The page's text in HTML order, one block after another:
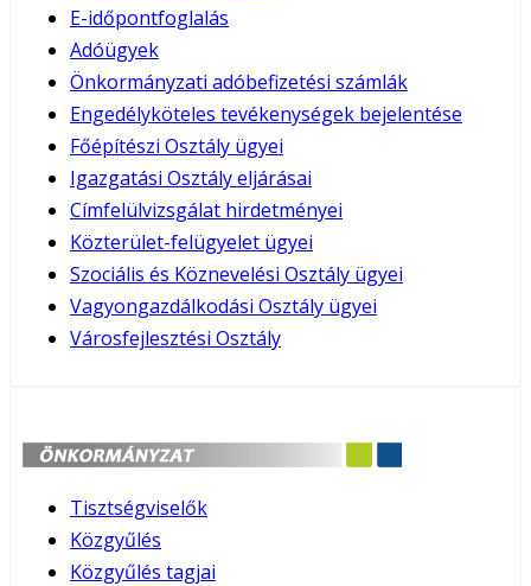
E-időpontfoglalás
Adóügyek
Önkormányzati adóbefizetési számlák
Engedélyköteles tevékenységek bejelentése
Főépítészi Osztály ügyei
Igazgatási Osztály eljárásai
Címfelülvizsgálat hirdetményei
Közterület-felügyelet ügyei
Szociális és Köznevelési Osztály ügyei
Vagyongazdálkodási Osztály ügyei
Városfejlesztési Osztály
Tisztségviselők
Közgyűlés
Közgyűlés tagjai